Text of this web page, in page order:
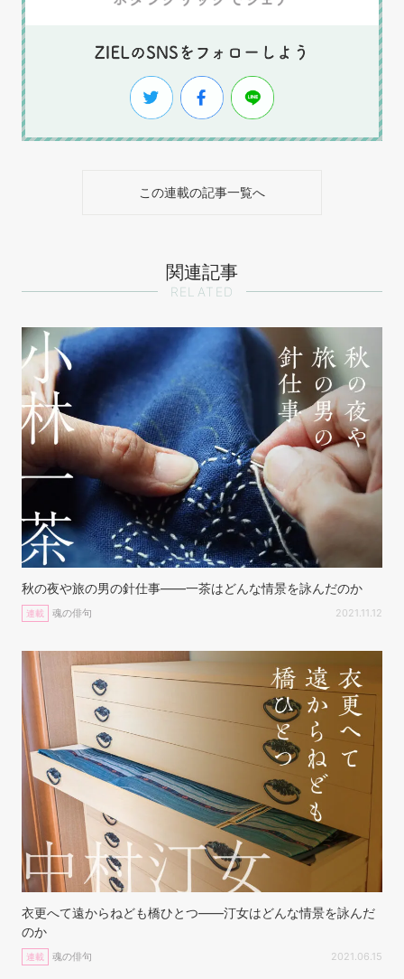
この連載の記事一覧へ
関連記事
RELATED
秋の夜や旅の男の針仕事——一茶はどんな情景を詠んだのか
連載 魂の俳句 2021.11.12
衣更へて遠からねども橋ひとつ——汀女はどんな情景を詠んだ
のか
連載 魂の俳句 2021.06.15